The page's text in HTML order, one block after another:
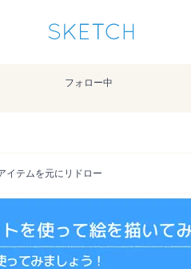
プライパシーポリシー を改定しました。
pixiv Sketchアプリでさらに快適に！
フォロー中
イテムを元にリドロー